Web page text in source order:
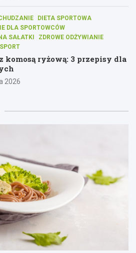
DIETA SPORTOWA
DLA SPORTOWCÓW
SAŁATKI
ZDROWE ODŻYWIANIE
komosą ryżową: 3 przepisy dla
2026